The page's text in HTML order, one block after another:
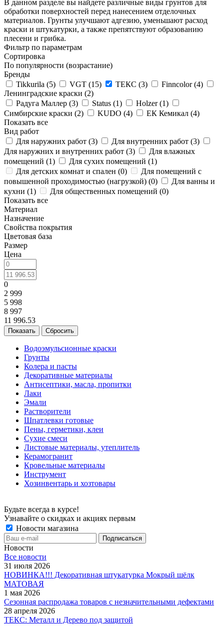
В данном разделе вы найдете различные виды грунтов для
обработки поверхностей перед нанесением отделочных
материалов. Грунты улучшают адгезию, уменьшают расход
краски и штукатурки, а также препятствуют образованию
плесени и грибка.
Фильтр по параметрам
Сортировка
По популярности (возрастание)
Бренды
Tikkurila (5) VGT (15) ТЕКС (3) Finncolor (4)
Ленинградские краски (2)
Радуга Маллер (3) Status (1) Holzer (1)
Симбирские краски (2) KUDO (4) ЕК Кемикал (4)
Показать все
Вид работ
Для наружних работ (3) Для внутренних работ (3)
Для наружних и внутренних работ (3)
Для влажных
помещений (1) Для сухих помещений (1)
Для детских комнат и спален (0)
Для помещений с
повышенной проходимостью (нагрузкой) (0)
Для ванны и
кухни (1) Для общественных помещений (0)
Показать все
Материал
Назначение
Свойства покрытия
Цветовая база
Размер
Цена
0
2 999
5 998
8 997
11 996.53
Сбросить
Водоэмульсионные краски
Грунты
Колера и пасты
Декоративные материалы
Антисептики, масла, пропитки
Лаки
Эмали
Растворители
Шпатлевки готовые
Пены, герметики, клеи
Сухие смеси
Листовые материалы, утеплитель
Керамогранит
Кровельные материалы
Инструмент
Хозинвентарь и хозтовары
Будьте всегда в курсе!
Узнавайте о скидках и акциях первым
Новости магазина
Новости
Все новости
31 июля 2026
НОВИНКА!!! Декоративная штукатурка Мокрый шёлк
МАТОВАЯ
1 мая 2026
Сезонная распродажа товаров с незначительными дефектами
28 апреля 2026
ТЕКС: Металл и Дерево под защитой